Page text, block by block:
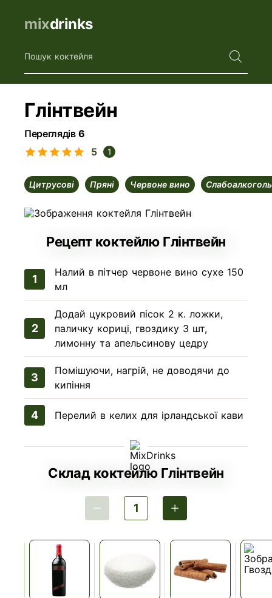
mixdrinks
Пошук коктейля
Глінтвейн
Переглядів6
5
1
цитрусові пряні червоне вино
Рецепт коктейлю Глінтвейн
Налий в пітчер червоне вино сухе 150
мл
Додай цукровий пісок 2 к. ложки,
паличку кориці, гвоздику 3 шт,
лимонну та апельсинову цедру
Помішуючи, нагрій, не доводячи до
кипіння
Перелий в келих для ірландської кави
Склад коктейлю Глінтвейн
1